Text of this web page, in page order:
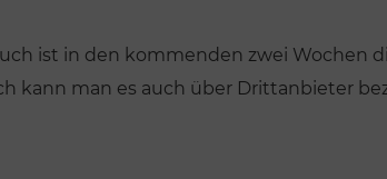
ist in den kommenden zwei Wochen
kann man es auch über Drittanbieter